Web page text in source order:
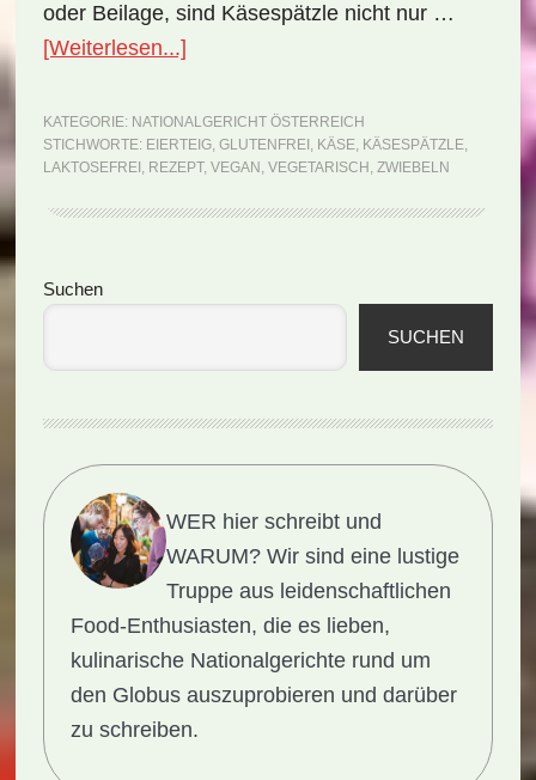
oder Beilage, sind Käsespätzle nicht nur …
[Weiterlesen...]ÜberNationalgericht
Käsespätzle
(Rezept)
KATEGORIE: NATIONALGERICHT ÖSTERREICH
STICHWORTE: EIERTEIG, GLUTENFREI , KÄSE, KÄSESPÄTZLE,
LAKTOSEFREI , REZEPT, VEGAN , VEGETARISCH , ZWIEBELN
Seitenspalte
Suchen
SUCHEN
WER hier schreibt und
WARUM? Wir sind eine lustige
Truppe aus leidenschaftlichen
Food-Enthusiasten, die es lieben,
kulinarische Nationalgerichte rund um
den Globus auszuprobieren und darüber
zu schreiben.